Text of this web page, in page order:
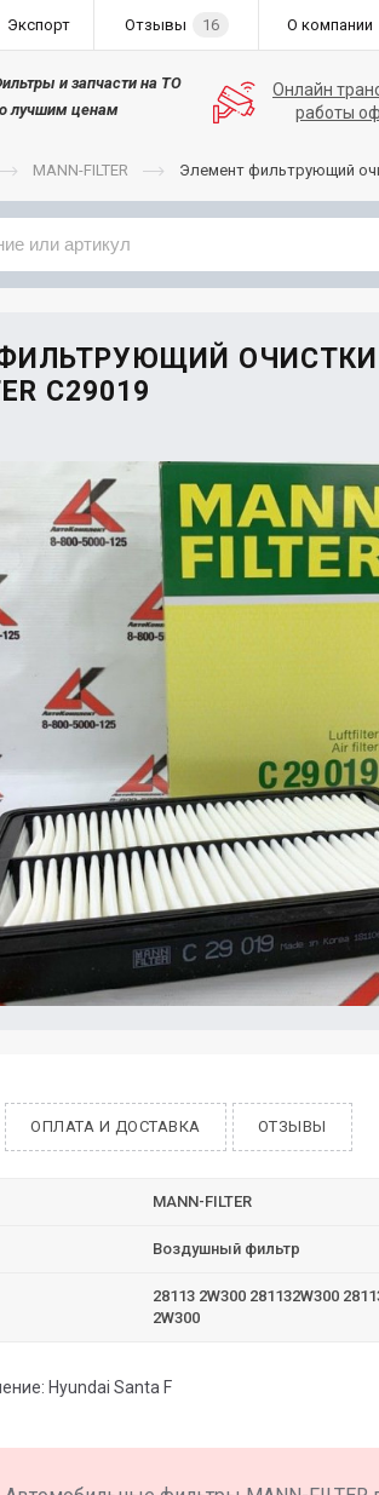
Экспорт Отзывы 16 О компании
и запчасти на ТО
лучшим ценам
Онлайн
работы
MANN-FILTER Элемент фильтрующий
C29019
ОПЛАТА И ДОСТАВКА ОТЗЫВЫ
MANN-FILTER
Воздушный фильтр
28113 2W300 281132W300
2W300
Hyundai Santa F